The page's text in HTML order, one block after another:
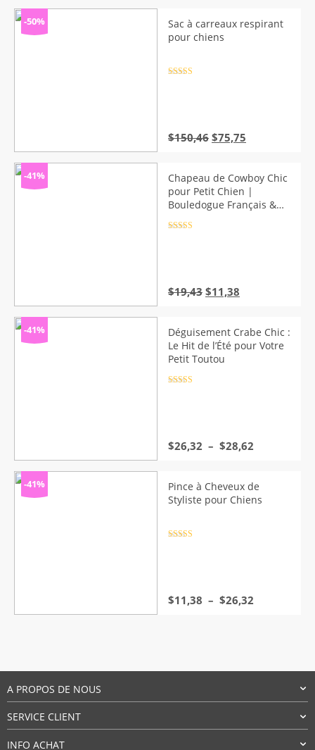
-50%
Sac à carreaux respirant
pour chiens
$150,46 Le
était :
$150,46.
$75,75
est :
$75,75.
-41%
Chapeau de Cowboy Chic
pour Petit Chien |
Bouledogue Français &
$19,43 Le
était :
$19,43.
$11,38
est :
$11,38.
-41%
Déguisement Crabe Chic :
Le Hit de l’Été pour Votre
Petit Toutou
$26,32 – $28,62
$26,32
à
$28,62
-41%
Pince à Cheveux de
Styliste pour Chiens
$11,38 – $26,32
A PROPOS DE NOUS
SERVICE CLIENT
INFO ACHAT